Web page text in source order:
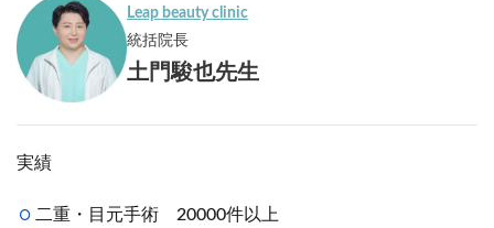
Leap beauty clinic
統括院長
土門駿也先生
実績
二重・目元手術 20000件以上